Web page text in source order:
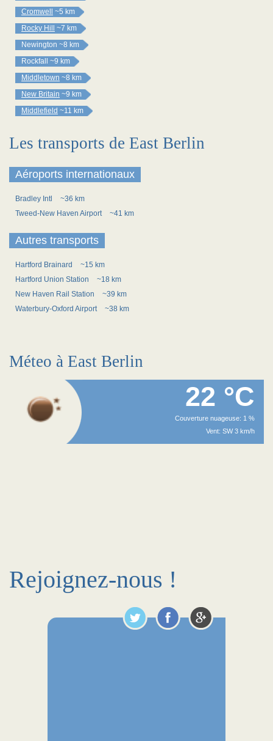
Cromwell
~5 km
Rocky Hill
~7 km
Newington ~8 km
Rockfall
~9 km
Middletown ~8 km
New Britain ~9 km
Middlefield ~11 km
Les transports de East Berlin
Aéroports internationaux
Bradley Intl
~36 km
Tweed-New Haven Airport
~41 km
Autres transports
Hartford Brainard
~15 km
Hartford Union Station
~18 km
New Haven Rail Station
~39 km
Waterbury-Oxford Airport
~38 km
Méteo à East Berlin
22 °C
Couverture nuageuse: 1 %
Vent: SW 3 km/h
Rejoignez-nous !